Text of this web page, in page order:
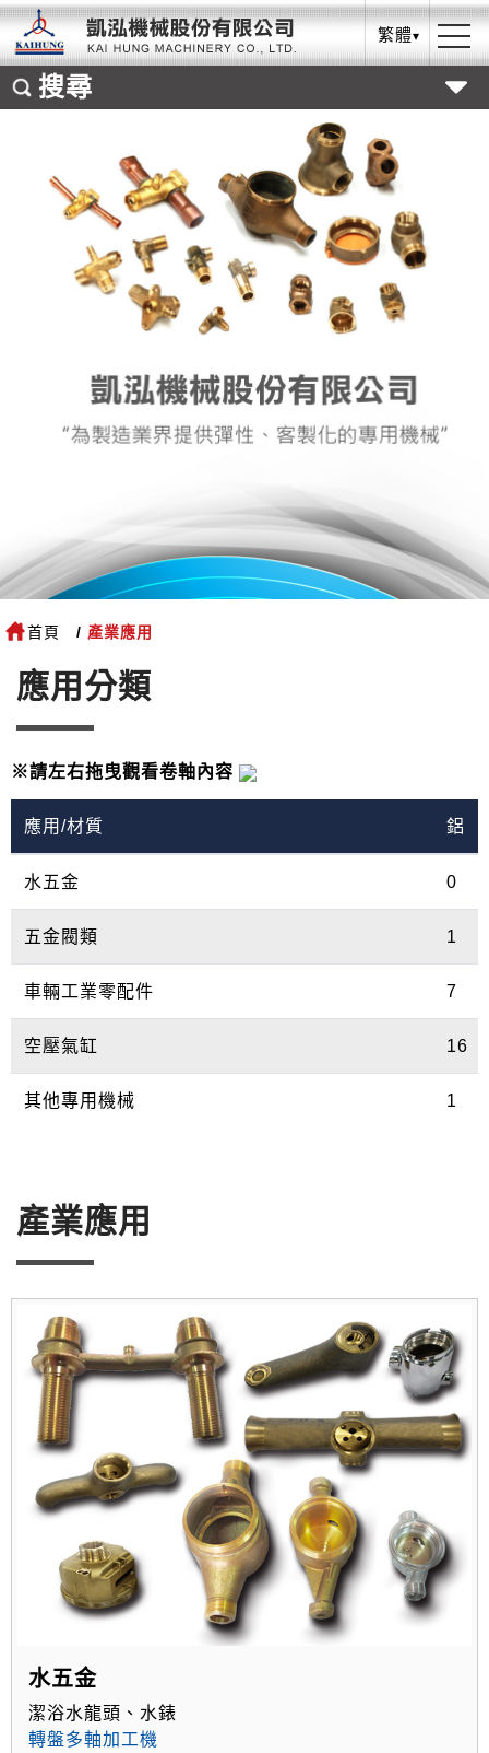
繁體
搜尋
首頁 產業應用
應用分類
※請左右拖曳觀看卷軸內容
應用/材質 鋁
水五金 0
五金閥類 1
車輛工業零配件 7
空壓氣缸 16
其他專用機械 1
產業應用
水五金
潔浴水龍頭、水錶
轉盤多軸加工機